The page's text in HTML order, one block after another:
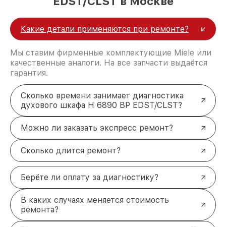
Какие детали применяются при ремонте?
Мы ставим фирменные комплектующие Miele или
качественные аналоги. На все запчасти выдаётся
гарантия.
Сколько времени занимает диагностика
духового шкафа H 6890 BP EDST/CLST?
Можно ли заказать экспресс ремонт?
Сколько длится ремонт?
Берёте ли оплату за диагностику?
В каких случаях меняется стоимость
ремонта?